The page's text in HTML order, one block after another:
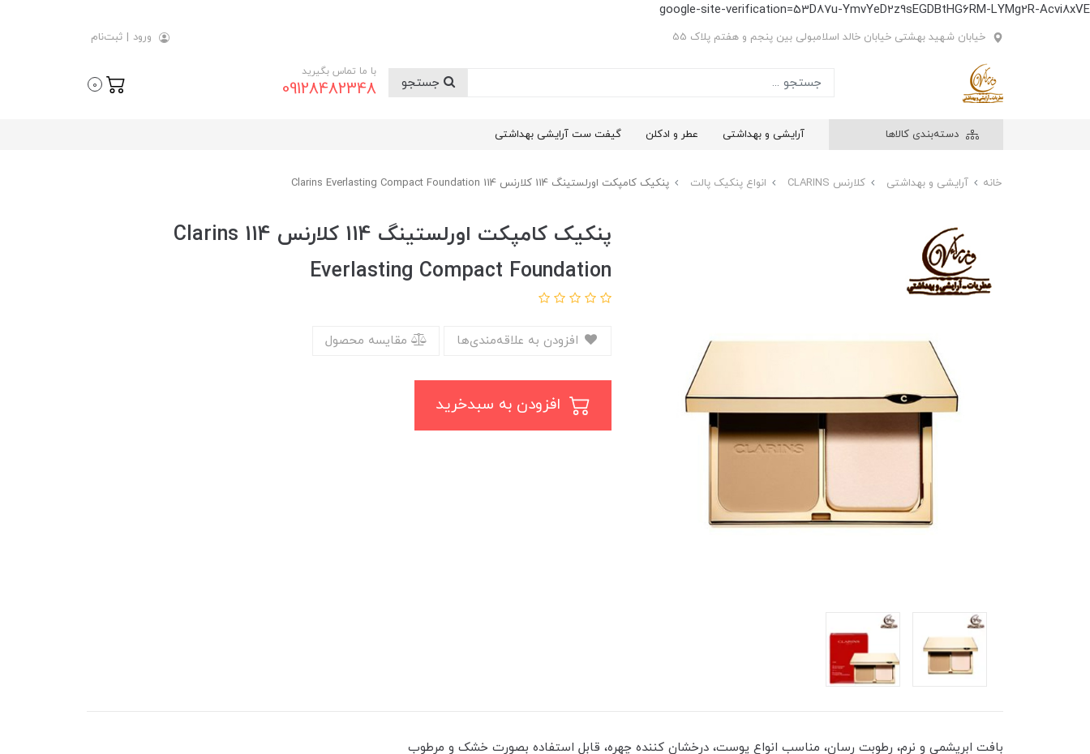
google-site-verification=53D87u-YmvYeD2z9sEGDBtHG6RM-LYMg2R-Acvi8xVE
خیابان شهید بهشتی خیابان خالد اسلامبولی بین پنجم و هفتم پلاک 55 ورود | ثبت‌نام
با ما تماس بگیرید
09128482348
0
دسته‌بندی کالاها آرایشی و بهداشتی عطر و ادکلن گیفت ست آرایشی بهداشتی
خانه آرایشی و بهداشتی کلارنس CLARINS انواع پنکیک پالت پنکیک کامپکت اورلستینگ 114 کلارنس 114 Clarins Everlasting Compact Foundation
پنکیک کامپکت اورلستینگ 114 کلارنس 114 Clarins
Everlasting Compact Foundation
مقایسه محصول
بافت ابریشمی و نرم، رطوبت رسان، مناسب انواع پوست، درخشان کننده چهره، قابل استفاده بصورت خشک و مرطوب